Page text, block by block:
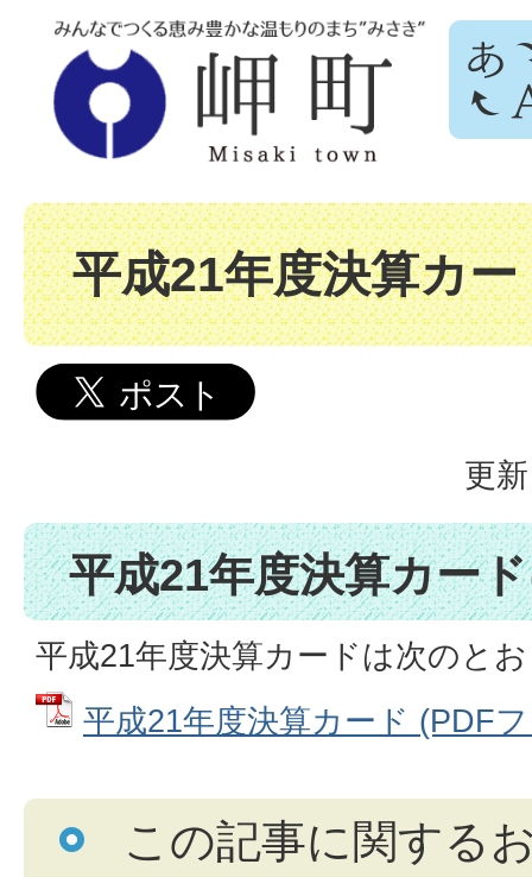
平成21年度決算カー
更
平成21年度決算カー
平成21年度決算カードは次のと
平成21年度決算カード (PDF
この記事に関する